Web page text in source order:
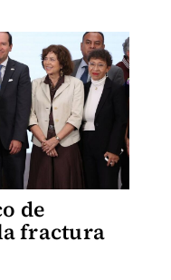
de
fractura